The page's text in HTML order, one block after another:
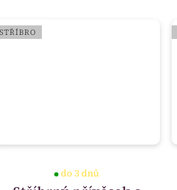
STŘÍBRO
do 3 dnů